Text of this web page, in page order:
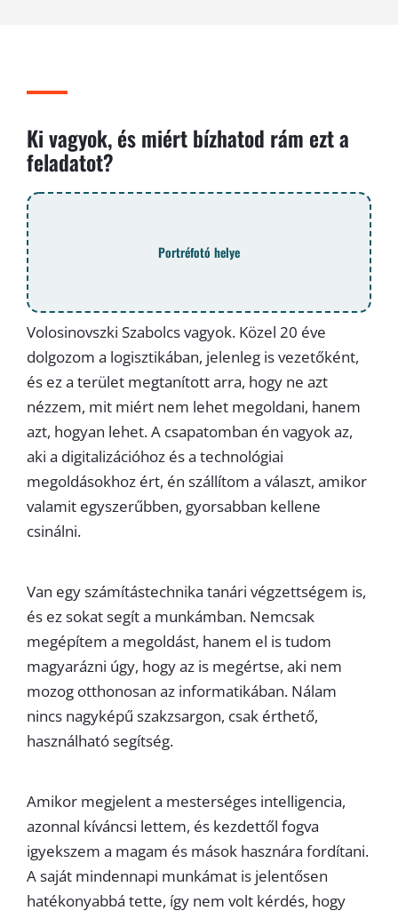
Ki vagyok, és miért bízhatod rám ezt a
feladatot?
Portréfotó helye
Volosinovszki Szabolcs vagyok. Közel 20 éve
dolgozom a logisztikában, jelenleg is vezetőként,
és ez a terület megtanított arra, hogy ne azt
nézzem, mit miért nem lehet megoldani, hanem
azt, hogyan lehet. A csapatomban én vagyok az,
aki a digitalizációhoz és a technológiai
megoldásokhoz ért, én szállítom a választ, amikor
valamit egyszerűbben, gyorsabban kellene
csinálni.
Van egy számítástechnika tanári végzettségem is,
és ez sokat segít a munkámban. Nemcsak
megépítem a megoldást, hanem el is tudom
magyarázni úgy, hogy az is megértse, aki nem
mozog otthonosan az informatikában. Nálam
nincs nagyképű szakzsargon, csak érthető,
használható segítség.
Amikor megjelent a mesterséges intelligencia,
azonnal kíváncsi lettem, és kezdettől fogva
igyekszem a magam és mások hasznára fordítani.
A saját mindennapi munkámat is jelentősen
hatékonyabbá tette, így nem volt kérdés, hogy